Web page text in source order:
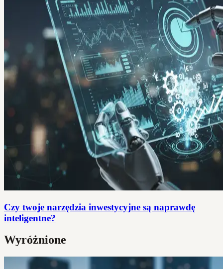
Czy twoje narzędzia inwestycyjne są naprawdę
inteligentne?
Wyróżnione